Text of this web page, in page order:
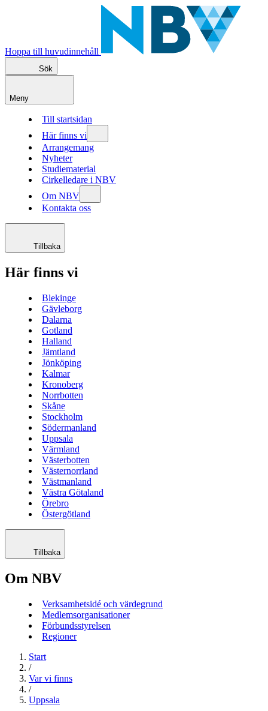
Hoppa till huvudinnehåll
Sök
Meny
Till startsidan
Här finns vi
Arrangemang
Nyheter
Studiematerial
Cirkelledare i NBV
Om NBV
Kontakta oss
Tillbaka
Här finns vi
Blekinge
Gävleborg
Dalarna
Gotland
Halland
Jämtland
Jönköping
Kalmar
Kronoberg
Norrbotten
Skåne
Stockholm
Södermanland
Uppsala
Värmland
Västerbotten
Västernorrland
Västmanland
Västra Götaland
Örebro
Östergötland
Tillbaka
Om NBV
Verksamhetsidé och värdegrund
Medlemsorganisationer
Förbundsstyrelsen
Regioner
Start
/
Var vi finns
/
Uppsala